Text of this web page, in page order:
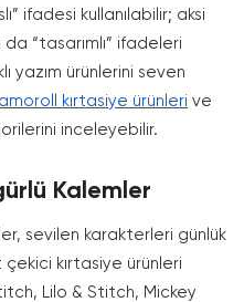
ifadesi kullanılabilir; aksi
“tasarımlı” ifadeleri
yazım ürünlerini seven
kırtasiye ürünleri ve
inceleyebilir.
Kalemler
sevilen karakterleri günlük
çekici kırtasiye ürünleri
Lilo & Stitch, Mickey